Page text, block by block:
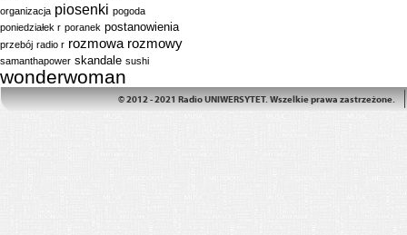
organizacja piosenki pogoda
poniedziałek r poranek postanowienia
przebój radio r rozmowa rozmowy
samanthapower skandale sushi
wonderwoman
© 2012 - 2021 Radio UNIWERSYTET. Wszelkie prawa zastrzeżone.